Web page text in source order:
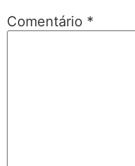
Comentário *